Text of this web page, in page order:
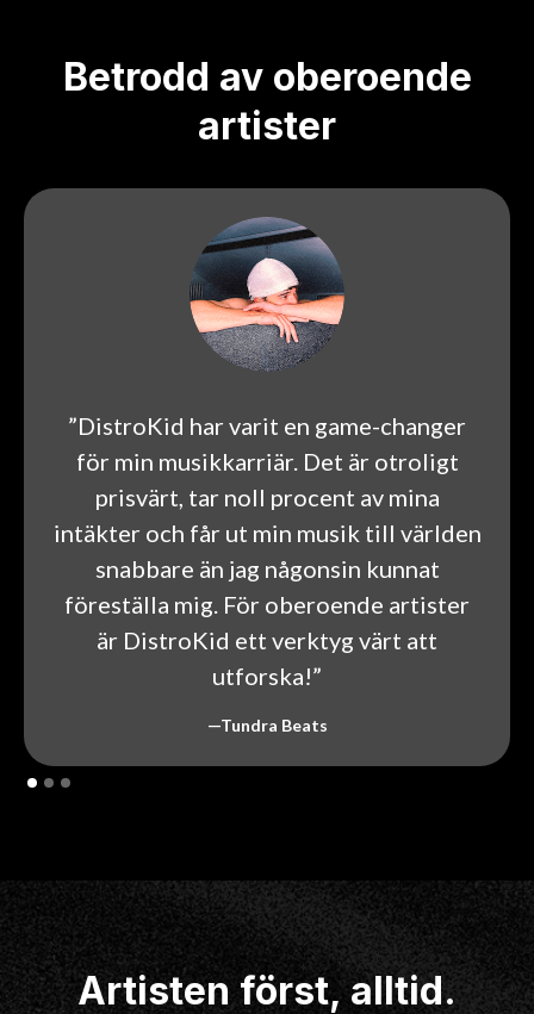
Betrodd av oberoende
artister
”DistroKid har varit en game-changer
för min musikkarriär. Det är otroligt
prisvärt, tar noll procent av mina
intäkter och får ut min musik till världen
snabbare än jag någonsin kunnat
föreställa mig. För oberoende artister
är DistroKid ett verktyg värt att
utforska!”
—Tundra Beats
Artisten först, alltid.